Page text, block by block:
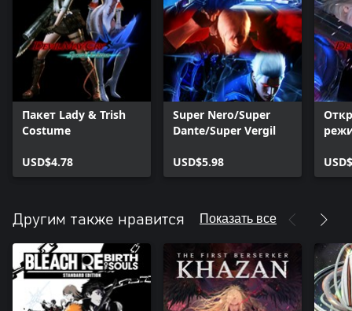
Пакет Lady & Trish
Costume
USD$4.78
Super Nero/Super
Dante/Super Vergil
USD$5.98
Другим также нравится Показать все